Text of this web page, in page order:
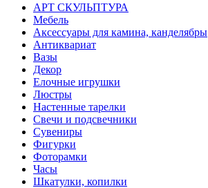
АРТ СКУЛЬПТУРА
Мебель
Аксессуары для камина, канделябры
Антиквариат
Вазы
Декор
Елочные игрушки
Люстры
Настенные тарелки
Свечи и подсвечники
Сувениры
Фигурки
Фоторамки
Часы
Шкатулки, копилки